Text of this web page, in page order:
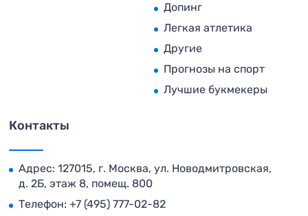
Допинг
Легкая атлетика
Другие
Прогнозы на спорт
Лучшие букмекеры
Контакты
Адрес: 127015, г. Москва, ул. Новодмитровская,
д. 2Б, этаж 8, помещ. 800
Телефон: +7 (495) 777-02-82